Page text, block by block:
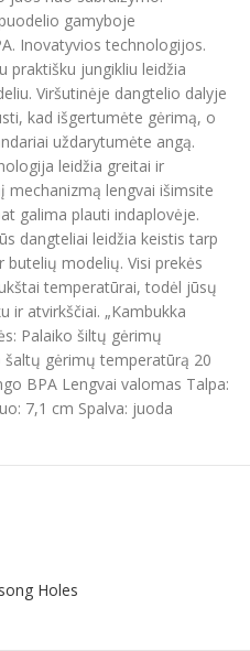
gamyboje
Inovatyvios technologijos.
praktišku jungikliu leidžia
Viršutinėje dangtelio dalyje
kad išgertumėte gėrimą, o
uždarytumėte angą.
leidžia greitai ir
mechanizmą lengvai išimsite
galima plauti indaplovėje.
dangteliai leidžia keistis tarp
butelių modelių. Visi prekės
temperatūrai, todėl jūsų
ir atvirkščiai. „Kambukka
Palaiko šiltų gėrimų
gėrimų temperatūrą 20
BPA Lengvai valomas Talpa:
7,1 cm Spalva: juoda
Holes